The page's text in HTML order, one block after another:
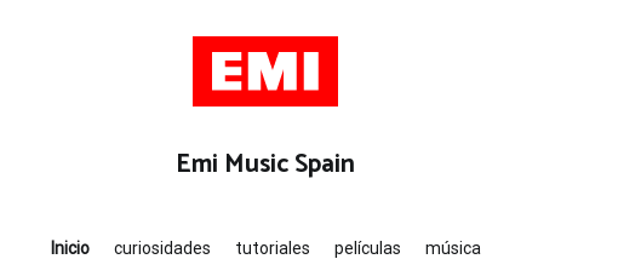
Emi Music Spain
Inicio curiosidades tutoriales películas música